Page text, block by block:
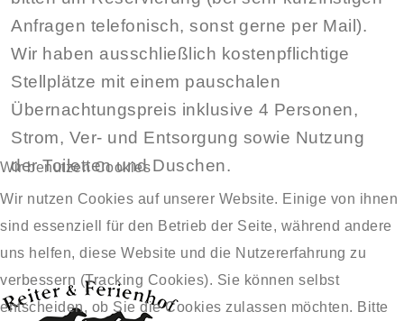
Anfragen telefonisch, sonst gerne per Mail).
Wir haben ausschließlich kostenpflichtige
Stellplätze mit einem pauschalen
Übernachtungspreis inklusive 4 Personen,
Strom, Ver- und Entsorgung sowie Nutzung
der Toiletten und Duschen.
Wir benutzen Cookies
Wir nutzen Cookies auf unserer Website. Einige von ihnen
sind essenziell für den Betrieb der Seite, während andere
uns helfen, diese Website und die Nutzererfahrung zu
verbessern (Tracking Cookies). Sie können selbst
entscheiden, ob Sie die Cookies zulassen möchten. Bitte